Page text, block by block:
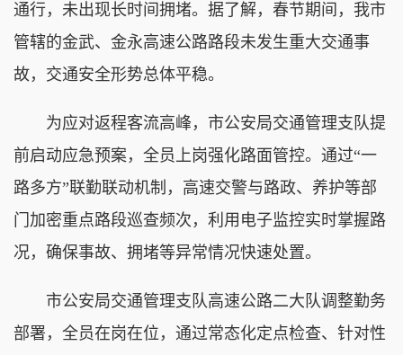
通行，未出现长时间拥堵。据了解，春节期间，我市
管辖的金武、金永高速公路路段未发生重大交通事
故，交通安全形势总体平稳。
为应对返程客流高峰，市公安局交通管理支队提
前启动应急预案，全员上岗强化路面管控。通过“一
路多方”联勤联动机制，高速交警与路政、养护等部
门加密重点路段巡查频次，利用电子监控实时掌握路
况，确保事故、拥堵等异常情况快速处置。
市公安局交通管理支队高速公路二大队调整勤务
部署，全员在岗在位，通过常态化定点检查、针对性